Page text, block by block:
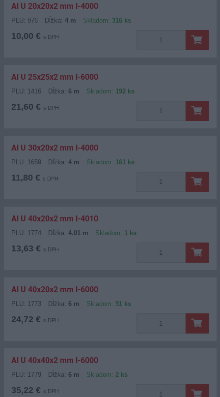
Al U 20x20x2 mm l-4000
PLU: 976 Dĺžka: 4 m Skladom: 316 ks
10,00 € s DPH
Al U 25x25x2 mm l-6000
PLU: 1416 Dĺžka: 6 m Skladom: 192 ks
21,60 € s DPH
Al U 30x20x2 mm l-4000
PLU: 1659 Dĺžka: 4 m Skladom: 161 ks
11,80 € s DPH
Al U 40x20x2 mm l-4010
PLU: 1774 Dĺžka: 4.01 m Skladom: 1 ks
13,63 € s DPH
Al U 40x20x2 mm l-6000
PLU: 1773 Dĺžka: 6 m Skladom: 51 ks
24,72 € s DPH
Al U 40x40x2 mm l-6000
PLU: 1779 Dĺžka: 6 m Skladom: 2 ks
35,22 € s DPH